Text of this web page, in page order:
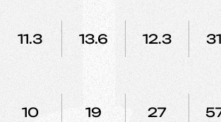
11.3 13.6 12.3
10 19 27